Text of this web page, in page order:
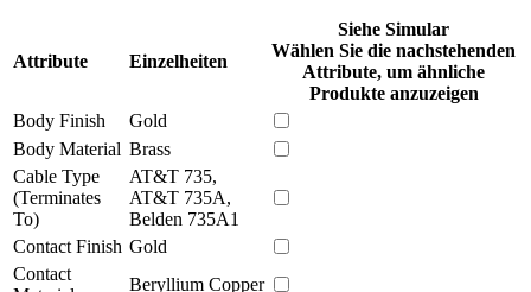
Attribute Einzelheiten
Siehe Simular
Wählen Sie die nachstehenden
Attribute, um ähnliche
Produkte anzuzeigen
Body Finish
Gold
Body Material Brass
Cable Type
(Terminates
To)
AT&T 735,
AT&T 735A,
Belden 735A1
Contact Finish Gold
Contact
Beryllium Copper